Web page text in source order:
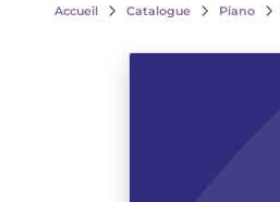
Accueil Catalogue Piano